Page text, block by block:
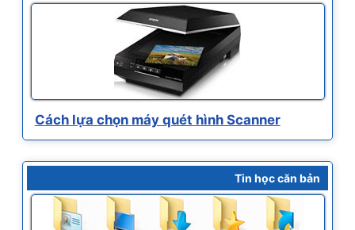
Cách lựa chọn máy quét hình Scanner
Tin học căn bản